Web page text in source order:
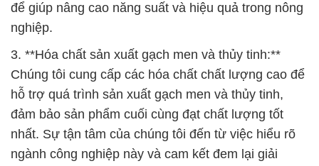
để giúp nâng cao năng suất và hiệu quả trong nông
nghiệp.
3. **Hóa chất sản xuất gạch men và thủy tinh:**
Chúng tôi cung cấp các hóa chất chất lượng cao để
hỗ trợ quá trình sản xuất gạch men và thủy tinh,
đảm bảo sản phẩm cuối cùng đạt chất lượng tốt
nhất. Sự tận tâm của chúng tôi đến từ việc hiểu rõ
ngành công nghiệp này và cam kết đem lại giải